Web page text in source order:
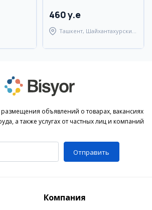
460 y.e
Ташкент, Шайхантахурский
объявлений о товарах, вакансиях
а также услугах от частных лиц и компаний
Отправить
Компания